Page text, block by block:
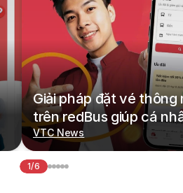
Giải pháp đặt vé thông
trên redBus giúp cá
hoá hành trình di
VTC News
1/6